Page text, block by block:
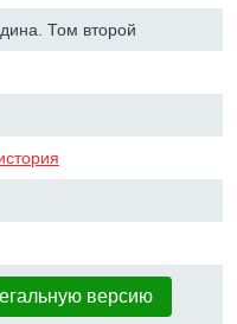
Том второй
версию